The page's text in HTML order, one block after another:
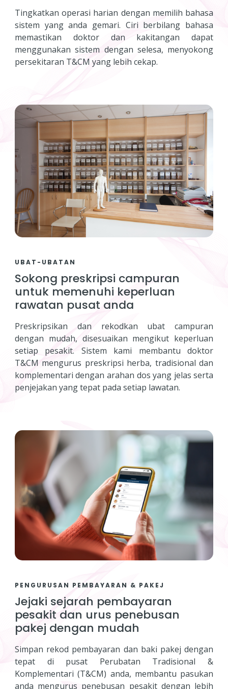
Tingkatkan operasi harian dengan memilih bahasa
sistem yang anda gemari. Ciri berbilang bahasa
memastikan doktor dan kakitangan dapat
menggunakan sistem dengan selesa, menyokong
persekitaran T&CM yang lebih cekap.
UBAT-UBATAN
Sokong preskripsi campuran
untuk memenuhi keperluan
rawatan pusat anda
Preskripsikan dan rekodkan ubat campuran
dengan mudah, disesuaikan mengikut keperluan
setiap pesakit. Sistem kami membantu doktor
T&CM mengurus preskripsi herba, tradisional dan
komplementari dengan arahan dos yang jelas serta
penjejakan yang tepat pada setiap lawatan.
PENGURUSAN PEMBAYARAN & PAKEJ
Jejaki sejarah pembayaran
pesakit dan urus penebusan
pakej dengan mudah
Simpan rekod pembayaran dan baki pakej dengan
tepat di pusat Perubatan Tradisional &
Komplementari (T&CM) anda, membantu pasukan
anda mengurus penebusan pesakit dengan lebih